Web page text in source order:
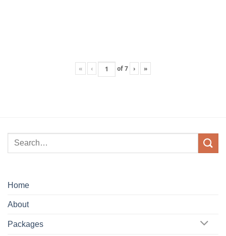
« ‹ of7 › »
Home
About
Packages